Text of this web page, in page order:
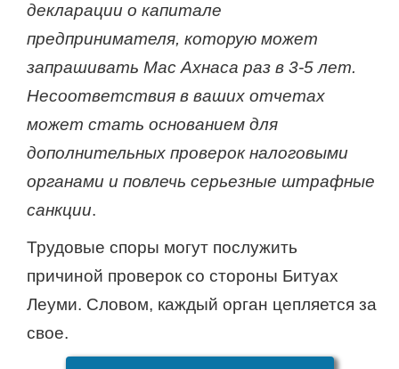
декларации о капитале
предпринимателя, которую может
запрашивать Мас Ахнаса раз в 3-5 лет.
Несоответствия в ваших отчетах
может стать основанием для
дополнительных проверок налоговыми
органами и повлечь серьезные штрафные
санкции.
Трудовые споры могут послужить
причиной проверок со стороны Битуах
Леуми. Словом, каждый орган цепляется за
свое.